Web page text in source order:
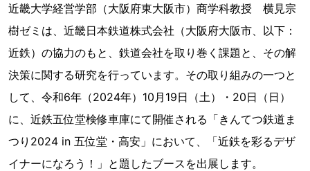
近畿大学経営学部（大阪府東大阪市）商学科教授 横見宗
樹ゼミは、近畿日本鉄道株式会社（大阪府大阪市、以下：
近鉄）の協力のもと、鉄道会社を取り巻く課題と、その解
決策に関する研究を行っています。その取り組みの一つと
して、令和6年（2024年）10月19日（土）・20日（日）
に、近鉄五位堂検修車庫にて開催される「きんてつ鉄道ま
つり2024 in 五位堂・高安」において、「近鉄を彩るデザ
イナーになろう！」と題したブースを出展します。